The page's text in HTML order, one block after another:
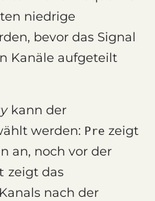
niedrige
bevor das Signal
Kanäle aufgeteilt
kann der
werden: Pre zeigt
an, noch vor der
zeigt das
nach der